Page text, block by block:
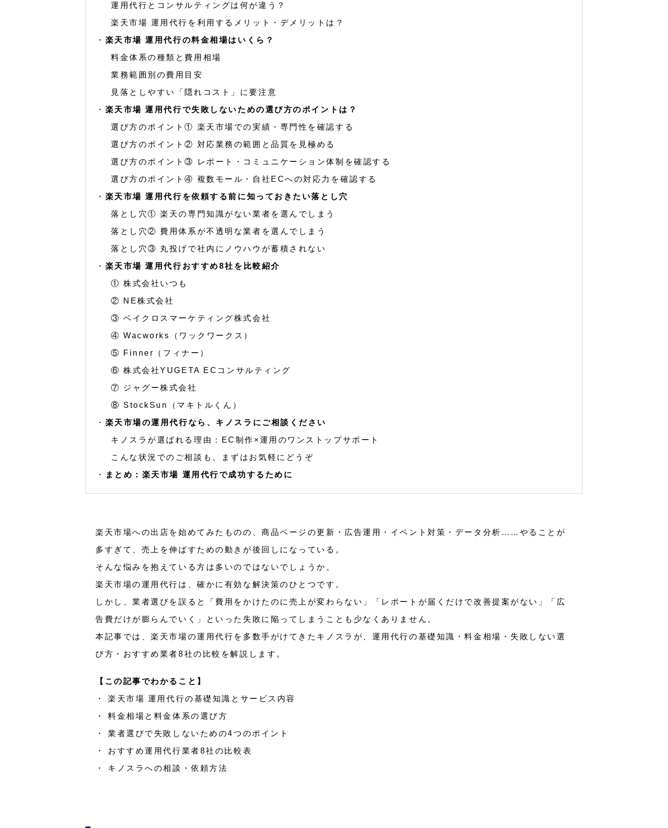
運用代行とコンサルティングは何が違う？
楽天市場 運用代行を利用するメリット・デメリットは？
楽天市場 運用代行の料金相場はいくら？
料金体系の種類と費用相場
業務範囲別の費用目安
見落としやすい「隠れコスト」に要注意
楽天市場 運用代行で失敗しないための選び方のポイントは？
選び方のポイント① 楽天市場での実績・専門性を確認する
選び方のポイント② 対応業務の範囲と品質を見極める
選び方のポイント③ レポート・コミュニケーション体制を確認する
選び方のポイント④ 複数モール・自社ECへの対応力を確認する
楽天市場 運用代行を依頼する前に知っておきたい落とし穴
落とし穴① 楽天の専門知識がない業者を選んでしまう
落とし穴② 費用体系が不透明な業者を選んでしまう
落とし穴③ 丸投げで社内にノウハウが蓄積されない
楽天市場 運用代行おすすめ8社を比較紹介
① 株式会社いつも
② NE株式会社
③ ベイクロスマーケティング株式会社
④ Wacworks（ワックワークス）
⑤ Finner（フィナー）
⑥ 株式会社YUGETA ECコンサルティング
⑦ ジャグー株式会社
⑧ StockSun（マキトルくん）
楽天市場の運用代行なら、キノスラにご相談ください
キノスラが選ばれる理由：EC制作×運用のワンストップサポート
こんな状況でのご相談も、まずはお気軽にどうぞ
まとめ：楽天市場 運用代行で成功するために
楽天市場への出店を始めてみたものの、商品ページの更新・広告運用・イベント対策・データ分析……やることが
多すぎて、売上を伸ばすための動きが後回しになっている。
そんな悩みを抱えている方は多いのではないでしょうか。
楽天市場の運用代行は、確かに有効な解決策のひとつです。
しかし、業者選びを誤ると「費用をかけたのに売上が変わらない」「レポートが届くだけで改善提案がない」「広
告費だけが膨らんでいく」といった失敗に陥ってしまうことも少なくありません。
本記事では、楽天市場の運用代行を多数手がけてきたキノスラが、運用代行の基礎知識・料金相場・失敗しない選
び方・おすすめ業者8社の比較を解説します。
【この記事でわかること】
・ 楽天市場 運用代行の基礎知識とサービス内容
・ 料金相場と料金体系の選び方
・ 業者選びで失敗しないための4つのポイント
・ おすすめ運用代行業者8社の比較表
・ キノスラへの相談・依頼方法